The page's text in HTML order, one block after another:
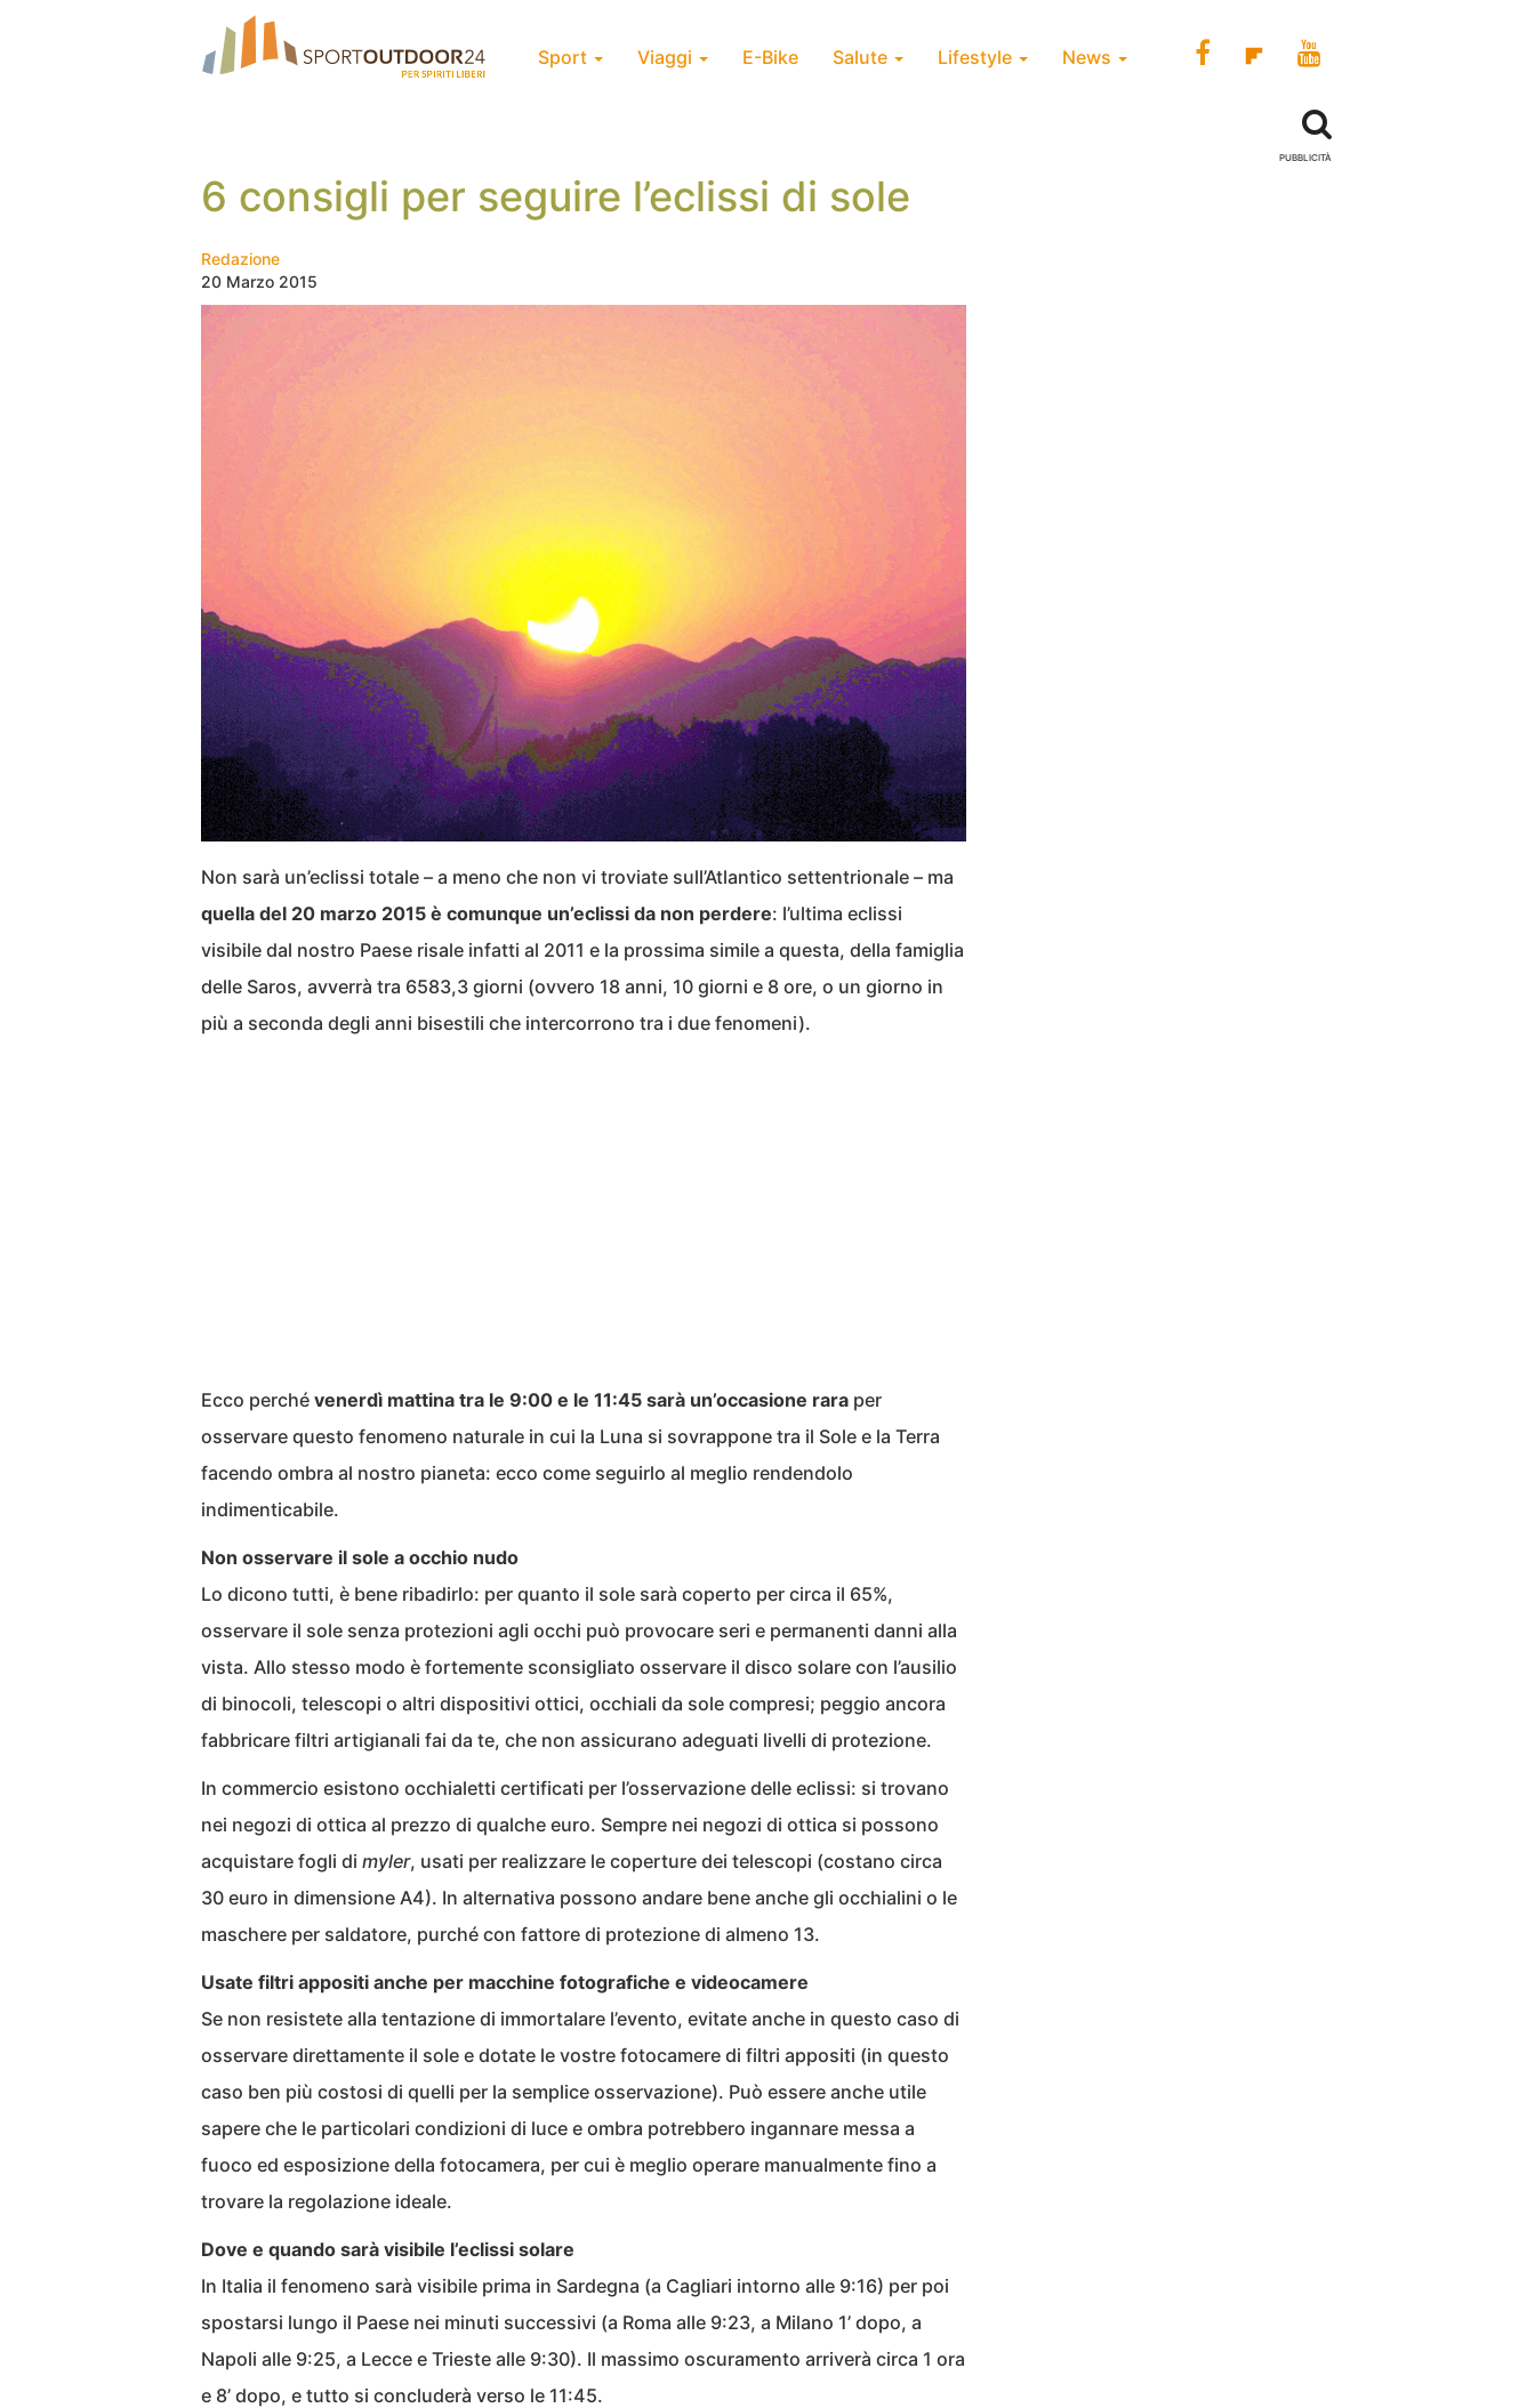
Sport Viaggi E-Bike Salute Lifestyle News
6 consigli per seguire l’eclissi di sole
Redazione
20 Marzo 2015
Non sarà un’eclissi totale – a meno che non vi troviate sull’Atlantico settentrionale – ma
quella del 20 marzo 2015 è comunque un’eclissi da non perdere: l’ultima eclissi
visibile dal nostro Paese risale infatti al 2011 e la prossima simile a questa, della famiglia
delle Saros, avverrà tra 6583,3 giorni (ovvero 18 anni, 10 giorni e 8 ore, o un giorno in
più a seconda degli anni bisestili che intercorrono tra i due fenomeni).
Ecco perché venerdì mattina tra le 9:00 e le 11:45 sarà un’occasione rara per
osservare questo fenomeno naturale in cui la Luna si sovrappone tra il Sole e la Terra
facendo ombra al nostro pianeta: ecco come seguirlo al meglio rendendolo
indimenticabile.
Non osservare il sole a occhio nudo
Lo dicono tutti, è bene ribadirlo: per quanto il sole sarà coperto per circa il 65%,
osservare il sole senza protezioni agli occhi può provocare seri e permanenti danni alla
vista. Allo stesso modo è fortemente sconsigliato osservare il disco solare con l’ausilio
di binocoli, telescopi o altri dispositivi ottici, occhiali da sole compresi; peggio ancora
fabbricare filtri artigianali fai da te, che non assicurano adeguati livelli di protezione.
In commercio esistono occhialetti certificati per l’osservazione delle eclissi: si trovano
nei negozi di ottica al prezzo di qualche euro. Sempre nei negozi di ottica si possono
acquistare fogli di myler, usati per realizzare le coperture dei telescopi (costano circa
30 euro in dimensione A4). In alternativa possono andare bene anche gli occhialini o le
maschere per saldatore, purché con fattore di protezione di almeno 13.
Usate filtri appositi anche per macchine fotografiche e videocamere
Se non resistete alla tentazione di immortalare l’evento, evitate anche in questo caso di
osservare direttamente il sole e dotate le vostre fotocamere di filtri appositi (in questo
caso ben più costosi di quelli per la semplice osservazione). Può essere anche utile
sapere che le particolari condizioni di luce e ombra potrebbero ingannare messa a
fuoco ed esposizione della fotocamera, per cui è meglio operare manualmente fino a
trovare la regolazione ideale.
Dove e quando sarà visibile l’eclissi solare
In Italia il fenomeno sarà visibile prima in Sardegna (a Cagliari intorno alle 9:16) per poi
spostarsi lungo il Paese nei minuti successivi (a Roma alle 9:23, a Milano 1’ dopo, a
Napoli alle 9:25, a Lecce e Trieste alle 9:30). Il massimo oscuramento arriverà circa 1 ora
e 8’ dopo, e tutto si concluderà verso le 11:45.
PUBBLICITÀ